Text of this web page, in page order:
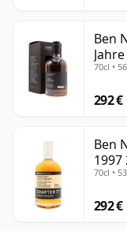
Ben
70cl •
292 €
Ben
1997
70cl •
292 €